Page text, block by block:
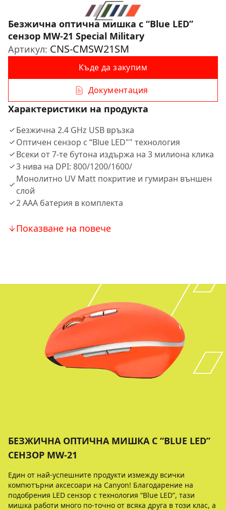
Безжична оптична мишка с “Blue LED”
сензор MW-21 Special Military
Артикул: CNS-CMSW21SM
Къде да закупим
Документация
Характеристики на продукта
Безжична 2.4 GHz USB връзка
Оптичен сензор с “Blue LED"" технология
Всеки от 7-те бутона издържа на 3 милиона клика
3 нива на DPI: 800/1200/1600/
Монолитно UV Matt покритие и гумиран външен
слой
2 AAA батерия в комплекта
Показване на повече
БЕЗЖИЧНА ОПТИЧНА МИШКА С “BLUE LED”
СЕНЗОР MW-21
Един от най-успешните продукти измежду всички
компютърни аксесоари на Canyon! Благодарение на
подобрения LED сензор с технология “Blue LED”, тази
мишка работи много по-точно от всяка друга в този клас, а